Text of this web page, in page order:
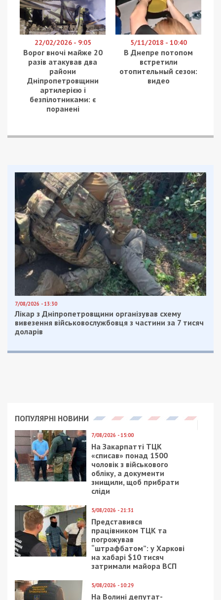
22/02/2026 - 9:05
Ворог вночі майже 20
разів атакував два
райони
Дніпропетровщини
артилерією і
безпілотниками: є
поранені
5/11/2018 - 10:40
В Днепре потопом
встретили
отопительный сезон:
видео
7/08/2026 - 13:30
Лікар з Дніпропетровщини організував схему
вивезення військовослужбовця з частини за 7 тисяч
доларів
ПОПУЛЯРНІ НОВИНИ
7/08/2026 - 15:00
На Закарпатті ТЦК
«списав» понад 1500
чоловік з військового
обліку, а документи
знищили, щоб прибрати
сліди
5/08/2026 - 21:31
Представився
працівником ТЦК та
погрожував
“штрафбатом”: у Харкові
на хабарі $10 тисяч
затримали майора ВСП
5/08/2026 - 10:29
На Волині депутат-